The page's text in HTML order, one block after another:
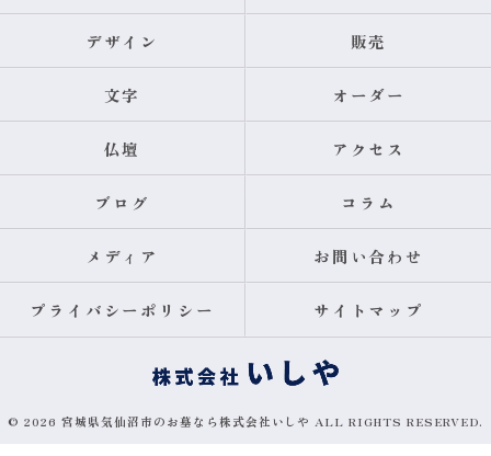
デザイン 販売
文字 オーダー
仏壇 アクセス
ブログ コラム
メディア お問い合わせ
プライバシーポリシー サイトマップ
© 2026 宮城県気仙沼市のお墓なら株式会社いしや ALL RIGHTS RESERVED.